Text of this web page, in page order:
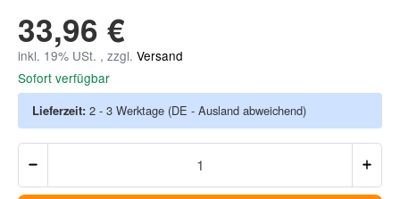
33,96 €
inkl. 19% USt. , zzgl. Versand
Sofort verfügbar
Lieferzeit: 2 - 3 Werktage (DE - Ausland abweichend)